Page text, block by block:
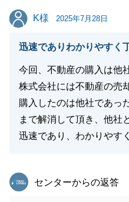
K様
K様 2025年7月28日
迅速でありわかりやすく
今回、不動産の購入は他
株式会社には不動産の売
購入したのは他社であっ
まで解消して頂き、他社
迅速であり、わかりやす
東急リバブル
センターからの返答